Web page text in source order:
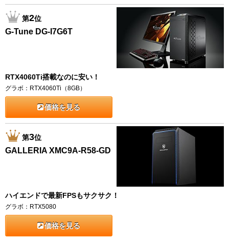
第2位
G-Tune DG-I7G6T
RTX4060Ti搭載なのに安い！
グラボ：RTX4060Ti（8GB）
価格を見る
第3位
GALLERIA XMC9A-R58-GD
ハイエンドで最新FPSもサクサク！
グラボ：RTX5080
価格を見る